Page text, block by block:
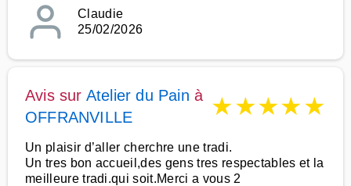
Claudie
25/02/2026
Avis sur Atelier du Pain à
OFFRANVILLE
★★★★★
Un plaisir d’aller cherchre une tradi.
Un tres bon accueil,des gens tres respectables et la
meilleure tradi.qui soit.Merci a vous 2